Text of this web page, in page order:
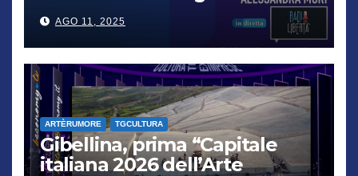
cittadini, chi non lo capisce
verrà punito”
AGO 11, 2025
ARTÈRUMORE TGCULTURA
Gibellina, prima “Capitale
italiana 2026 dell’Arte